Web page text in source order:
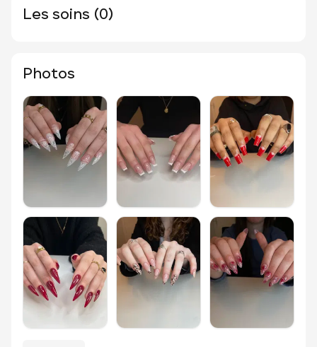
Les soins (0)
Photos